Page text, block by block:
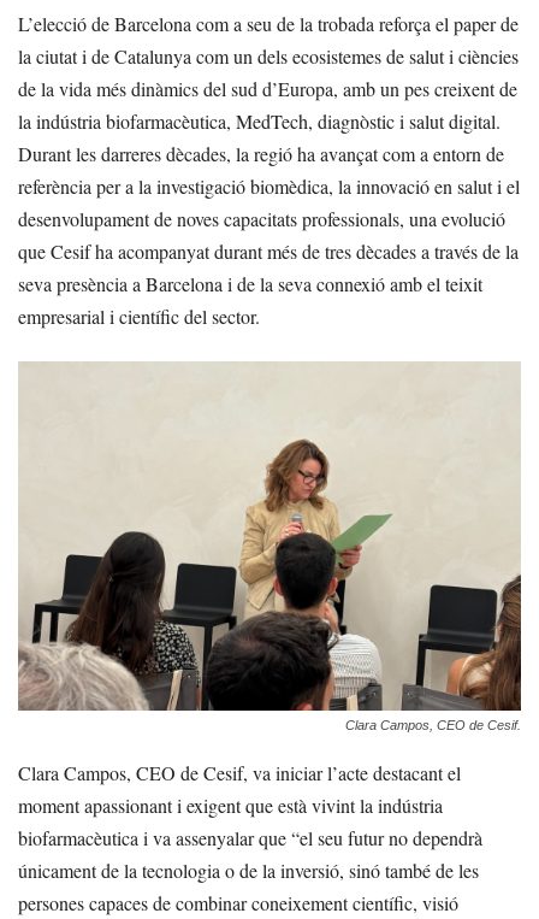
L’elecció de Barcelona com a seu de la trobada reforça el paper de
la ciutat i de Catalunya com un dels ecosistemes de salut i ciències
de la vida més dinàmics del sud d’Europa, amb un pes creixent de
la indústria biofarmacèutica, MedTech, diagnòstic i salut digital.
Durant les darreres dècades, la regió ha avançat com a entorn de
referència per a la investigació biomèdica, la innovació en salut i el
desenvolupament de noves capacitats professionals, una evolució
que Cesif ha acompanyat durant més de tres dècades a través de la
seva presència a Barcelona i de la seva connexió amb el teixit
empresarial i científic del sector.
Clara Campos, CEO de Cesif.
Clara Campos, CEO de Cesif, va iniciar l’acte destacant el
moment apassionant i exigent que està vivint la indústria
biofarmacèutica i va assenyalar que “el seu futur no dependrà
únicament de la tecnologia o de la inversió, sinó també de les
persones capaces de combinar coneixement científic, visió